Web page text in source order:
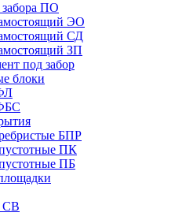
ПО
ЭО
СД
ЗП
под забор
блоки
БПР
ПК
ПБ
СВ